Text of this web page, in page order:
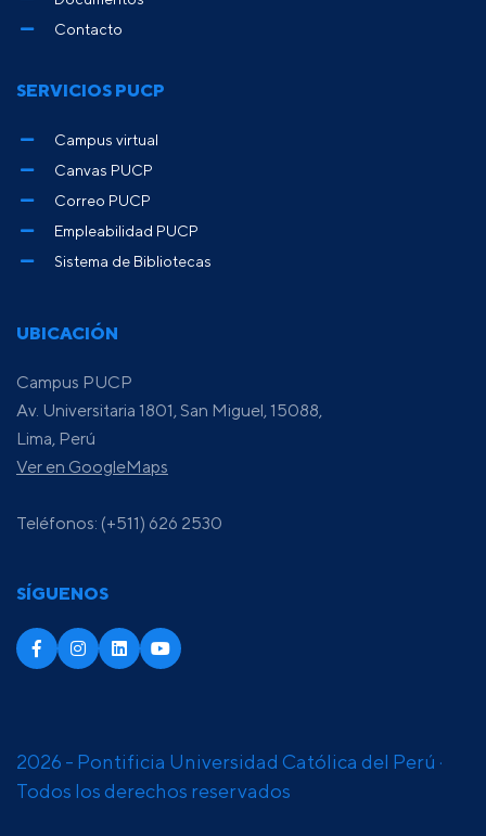
UBICACIÓN
Campus PUCP
Av. Universitaria 1801, San Miguel, 15088,
Lima, Perú
Ver en GoogleMaps
Teléfonos: (+511) 626 2530
SÍGUENOS
Contacto
SERVICIOS PUCP
Campus virtual
Canvas PUCP
Correo PUCP
Empleabilidad PUCP
Sistema de Bibliotecas
2026 - Pontificia Universidad Católica del Perú ·
Todos los derechos reservados